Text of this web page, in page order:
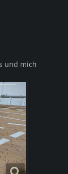
und mich